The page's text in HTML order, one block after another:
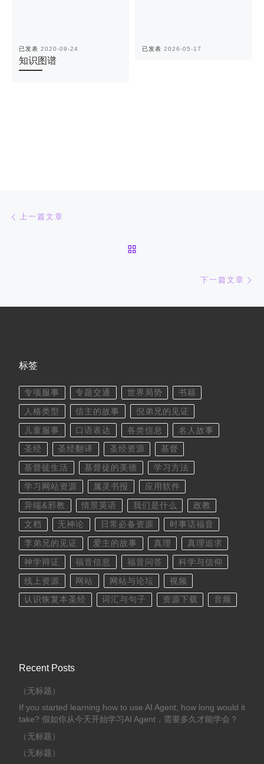
已发表 2020-09-24
知识图谱
已发表 2026-05-17
文章导航
上一篇文章
下一篇文章
标签
专项服事 专题交通 世界局势 书籍
人格类型 信主的故事 倪弟兄的见证
儿童服事 口语表达 各类信息 名人故事
圣经 圣经翻译 圣经资源 基督
基督徒生活 基督徒的美德 学习方法
学习网站资源 属灵书报 应用软件
异端&邪教 情景英语 我们是什么 政教
文档 无神论 日常必备资源 时事话福音
李弟兄的见证 爱主的故事 真理 真理追求
神学辩证 福音信息 福音问答 科学与信仰
线上资源 网站 网站与论坛 视频
认识恢复本圣经 词汇与句子 资源下载 音频
Recent Posts
（无标题）
If you started learning how to use AI Agent, how long would it
take? 假如你从今天开始学习AI Agent，需要多久才能学会？
（无标题）
（无标题）